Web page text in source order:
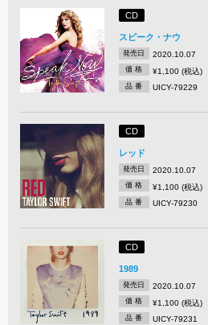
CD
スピーク・ナウ
発売日 2020.10.07
価 格 ¥1,100 (税込)
品 番 UICY-79229
CD
レッド
発売日 2020.10.07
価 格 ¥1,100 (税込)
品 番 UICY-79230
CD
1989
発売日 2020.10.07
価 格 ¥1,100 (税込)
品 番 UICY-79231